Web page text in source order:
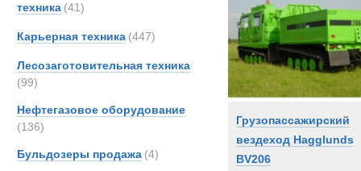
техника (41)
Карьерная техника (447)
Лесозаготовительная техника
(99)
Нефтегазовое оборудование
(136)
Бульдозеры продажа (4)
Грузопассажирский
вездеход Hagglunds
BV206